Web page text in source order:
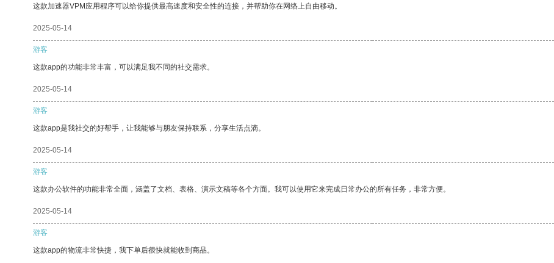
这款加速器VPM应用程序可以给你提供最高速度和安全性的连接，并帮助你在网络上自由移动。
2025-05-14
游客
这款app的功能非常丰富，可以满足我不同的社交需求。
2025-05-14
游客
这款app是我社交的好帮手，让我能够与朋友保持联系，分享生活点滴。
2025-05-14
游客
这款办公软件的功能非常全面，涵盖了文档、表格、演示文稿等各个方面。我可以使用它来完成日常办公的所有任务，非常方便。
2025-05-14
游客
这款app的物流非常快捷，我下单后很快就能收到商品。